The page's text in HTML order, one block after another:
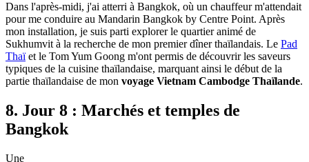
Dans l'après-midi, j'ai atterri à Bangkok, où un chauffeur m'attendait
pour me conduire au Mandarin Bangkok by Centre Point. Après
mon installation, je suis parti explorer le quartier animé de
Sukhumvit à la recherche de mon premier dîner thaïlandais. Le Pad
Thaïet le Tom Yum Goong m'ont permis de découvrir les saveurs
typiques de la cuisine thaïlandaise, marquant ainsi le début de la
partie thaïlandaise de mon voyage Vietnam Cambodge Thaïlande.
8. Jour 8 : Marchés et temples de
Bangkok
Une